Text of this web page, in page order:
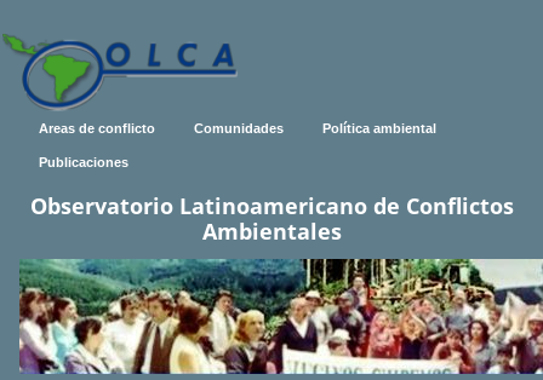
Areas de conflicto Comunidades Política ambiental
Publicaciones
Observatorio Latinoamericano de Conflictos
Ambientales